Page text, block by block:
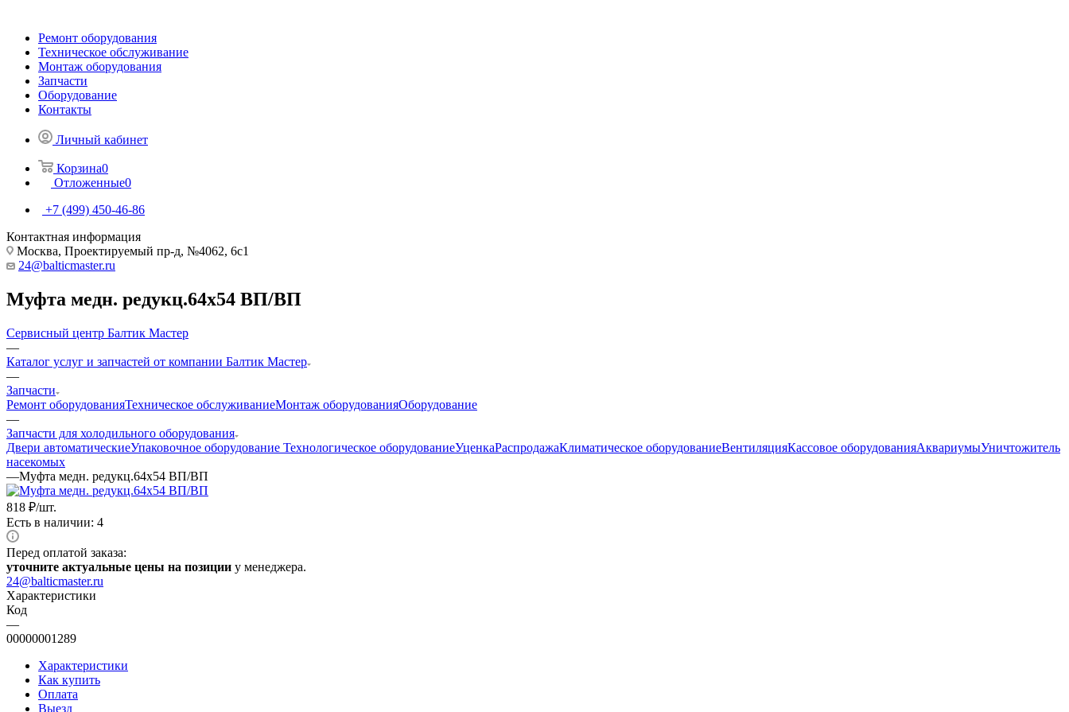
Ремонт оборудования
Техническое обслуживание
Монтаж оборудования
Запчасти
Оборудование
Контакты
Личный кабинет
Корзина0
Отложенные0
+7 (499) 450-46-86
Контактная информация
Москва, Проектируемый пр-д, №4062, 6с1
24@balticmaster.ru
Муфта медн. редукц.64х54 ВП/ВП
Сервисный центр Балтик Мастер
—
Каталог услуг и запчастей от компании Балтик Мастер
—
Запчасти
Ремонт оборудованияТехническое обслуживаниеМонтаж оборудованияОборудование
—
Запчасти для холодильного оборудования
Двери автоматическиеУпаковочное оборудование Технологическое оборудованиеУценкаРаспродажаКлиматическое оборудованиеВентиляцияКассовое оборудованияАквариумыУничтожитель
насекомых
—Муфта медн. редукц.64х54 ВП/ВП
818 ₽/шт.
Есть в наличии: 4
Перед оплатой заказа:
уточните актуальные цены на позиции у менеджера.
24@balticmaster.ru
Характеристики
Код
—
00000001289
Характеристики
Как купить
Оплата
Выезд